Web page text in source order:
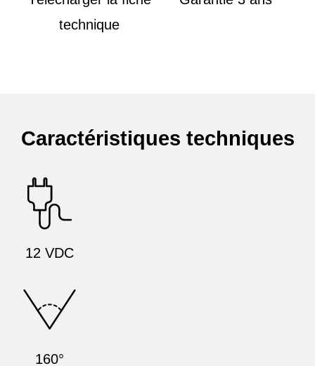
technique
Caractéristiques techniques
12 VDC
160°